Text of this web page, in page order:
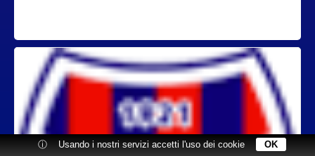
ⓘ Usando i nostri servizi accetti l'uso dei cookie OK